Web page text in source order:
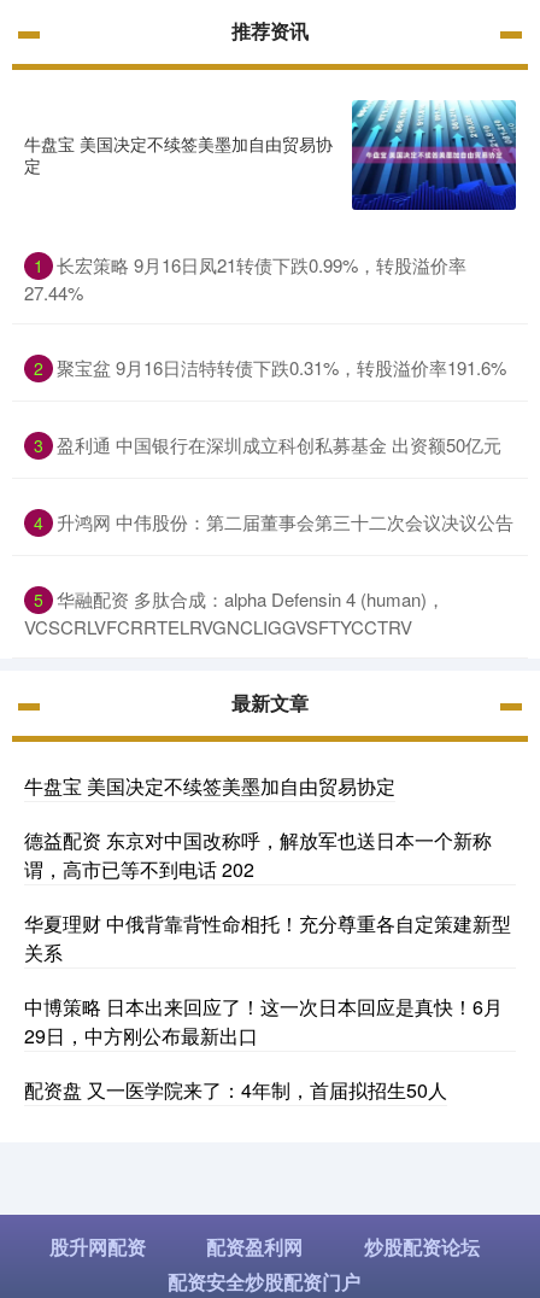
推荐资讯
牛盘宝 美国决定不续签美墨加自由贸易协
定
1
长宏策略 9月16日凤21转债下跌0.99%，转股溢价率
27.44%
2 聚宝盆 9月16日洁特转债下跌0.31%，转股溢价率191.6%
3 盈利通 中国银行在深圳成立科创私募基金 出资额50亿元
4 升鸿网 中伟股份：第二届董事会第三十二次会议决议公告
5 华融配资 多肽合成：alpha Defensin 4 (human)，
VCSCRLVFCRRTELRVGNCLIGGVSFTYCCTRV
最新文章
牛盘宝 美国决定不续签美墨加自由贸易协定
德益配资 东京对中国改称呼，解放军也送日本一个新称
谓，高市已等不到电话 202
华夏理财 中俄背靠背性命相托！充分尊重各自定策建新型
关系
中博策略 日本出来回应了！这一次日本回应是真快！6月
29日，中方刚公布最新出口
配资盘 又一医学院来了：4年制，首届拟招生50人
股升网配资 配资盈利网
炒股配资论坛
配资安全炒股配资门户